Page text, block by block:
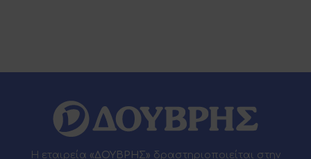
Η εταιρεία «ΔΟΥΒΡΗΣ» δραστηριοποιείται στην